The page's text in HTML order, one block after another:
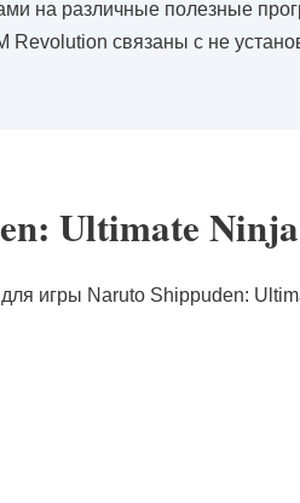
на различные полезные
Revolution связаны с не
Ultimate
игры Naruto Shippuden: